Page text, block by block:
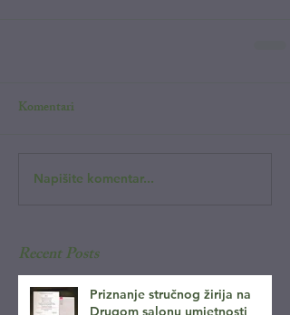
Komentari
Napišite komentar...
Recent Posts
Priznanje stručnog žirija na
Drugom salonu umjetnosti